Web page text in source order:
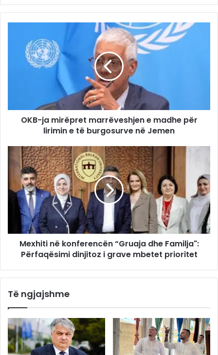
OKB-ja mirëpret marrëveshjen e madhe për
lirimin e të burgosurve në Jemen
Mexhiti në konferencën “Gruaja dhe Familja":
Përfaqësimi dinjitoz i grave mbetet prioritet
Të ngjajshme